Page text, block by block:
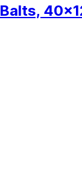
Balts,